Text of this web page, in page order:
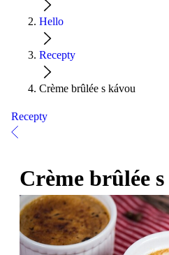
Hello
Recepty
Crème brûlée s kávou
Recepty
Crème brûlée